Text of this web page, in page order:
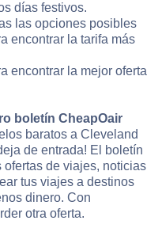
días festivos.
las opciones posibles
encontrar la tarifa más
encontrar la mejor oferta
boletín CheapOair
baratos a Cleveland
de entrada! El boletín
de viajes, noticias
tus viajes a destinos
dinero. Con
otra oferta.